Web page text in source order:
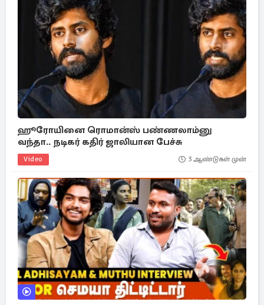
ஹூரோயினை ரொமான்ஸ் பண்ணலாம்னு
வந்தா.. நடிகர் கதிர் ஜாலியான பேச்சு
Video 3 ஆண்டுகள் முன்